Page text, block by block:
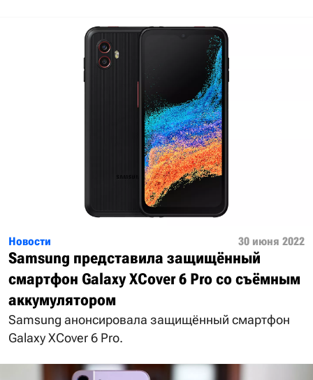
Новости 30 июня 2022
Samsung представила защищённый
смартфон Galaxy XCover 6 Pro со съёмным
аккумулятором
Samsung анонсировала защищённый смартфон
Galaxy XCover 6 Pro.